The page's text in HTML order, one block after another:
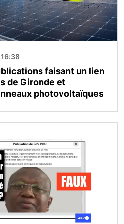
faisant un lien
de Gironde et
photovoltaïques